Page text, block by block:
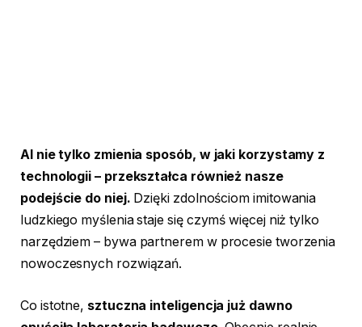
AI nie tylko zmienia sposób, w jaki korzystamy z
technologii – przekształca również nasze
podejście do niej. Dzięki zdolnościom imitowania
ludzkiego myślenia staje się czymś więcej niż tylko
narzędziem – bywa partnerem w procesie tworzenia
nowoczesnych rozwiązań.
Co istotne, sztuczna inteligencja już dawno